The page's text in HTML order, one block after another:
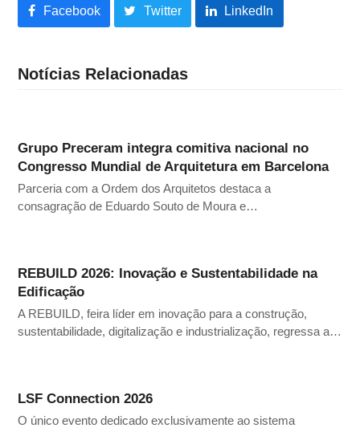
Facebook Twitter LinkedIn
Notícias Relacionadas
Grupo Preceram integra comitiva nacional no
Congresso Mundial de Arquitetura em Barcelona
Parceria com a Ordem dos Arquitetos destaca a
consagração de Eduardo Souto de Moura e…
REBUILD 2026: Inovação e Sustentabilidade na
Edificação
A REBUILD, feira líder em inovação para a construção,
sustentabilidade, digitalização e industrialização, regressa a…
LSF Connection 2026
O único evento dedicado exclusivamente ao sistema